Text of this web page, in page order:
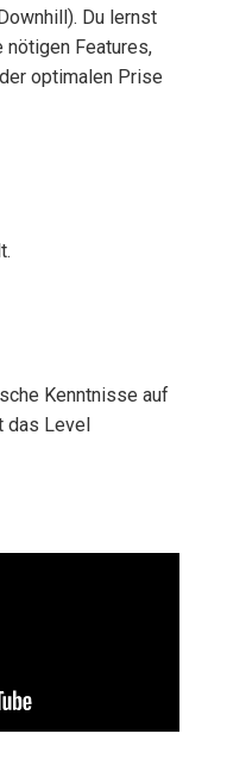
Du lernst
nötigen Features,
optimalen Prise
Kenntnisse auf
das Level